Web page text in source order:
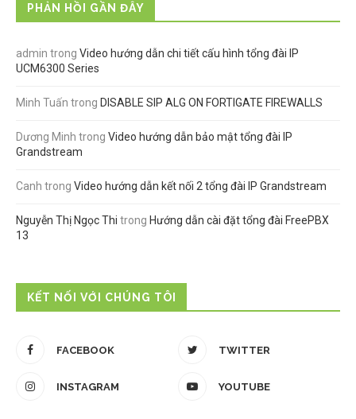
PHẢN HỒI GẦN ĐÂY
admin trong Video hướng dẫn chi tiết cấu hình tổng đài IP
UCM6300 Series
Minh Tuấn trong DISABLE SIP ALG ON FORTIGATE FIREWALLS
Dương Minh trong Video hướng dẫn bảo mật tổng đài IP
Grandstream
Canh trong Video hướng dẫn kết nối 2 tổng đài IP Grandstream
Nguyễn Thị Ngọc Thi trong Hướng dẫn cài đặt tổng đài FreePBX
13
KẾT NỐI VỚI CHÚNG TÔI
FACEBOOK TWITTER
INSTAGRAM YOUTUBE